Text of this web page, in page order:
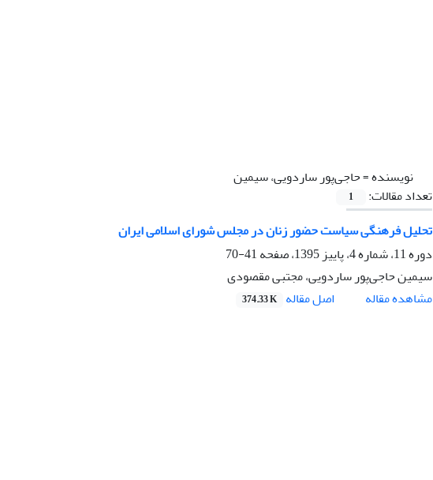
نویسنده =حاجی‌پور ساردویی، سیمین
تعداد مقالات:
1
تحلیل فرهنگی سیاست حضور زنان در مجلس شورای اسلامی ایران
دوره 11، شماره 4، پاییز 1395، صفحه
41-70
سیمین حاجی‌پور ساردویی، مجتبی مقصودی
مشاهده مقاله
اصل مقاله 374.33 K